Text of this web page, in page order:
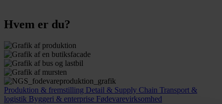
Hvem er du?
Produktion & fremstilling Detail & Supply Chain Transport &
logistik Byggeri & enterprise Fødevarevirksomhed